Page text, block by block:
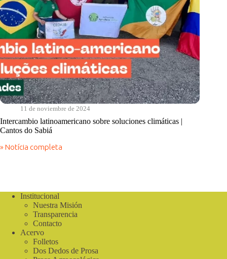
11 de noviembre de 2024
Intercambio latinoamericano sobre soluciones climáticas |
Cantos do Sabiá
» Notícia completa
Intercambio
|
Institucional
Nuestra Misión
Transparencia
Contacto
Acervo
Folletos
Dos Dedos de Prosa